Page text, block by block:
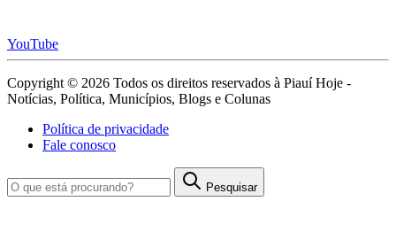
YouTube
Copyright © 2026 Todos os direitos reservados à Piauí Hoje -
Notícias, Política, Municípios, Blogs e Colunas
Política de privacidade
Fale conosco
Pesquisar